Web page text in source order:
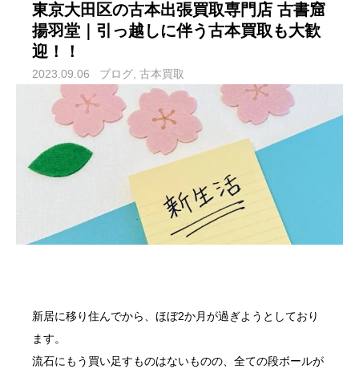
東京大田区の古本出張買取専門店 古書窟
揚羽堂｜引っ越しに伴う古本買取も大歓
迎！！
2023.09.06 ブログ 古本買取
新居に移り住んでから、ほぼ2か月が過ぎようとしており
ます。
流石にもう買い足すものはないものの、全ての段ボールが